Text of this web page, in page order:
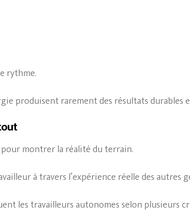
rythme.
produisent rarement des résultats durables
montrer la réalité du terrain.
à travers l’expérience réelle des autres
les travailleurs autonomes selon plusieurs